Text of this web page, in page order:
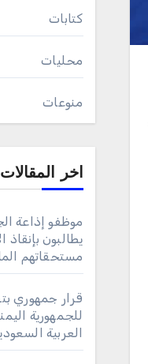
كتابات
محليات
منوعات
اخر المقالات
موظفو إذاعة
يطالبون
مستحقاتهم
قرار جمهوري
للجمهورية
العربية